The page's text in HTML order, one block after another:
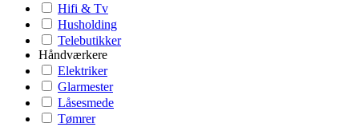
Hifi & Tv
Husholding
Telebutikker
Håndværkere
Elektriker
Glarmester
Låsesmede
Tømrer